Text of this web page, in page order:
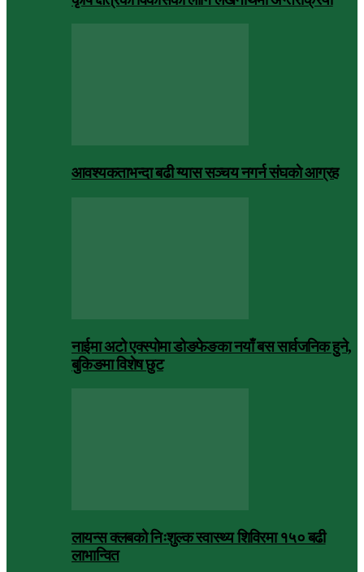
आवश्यकताभन्दा बढी ग्यास सञ्चय नगर्न संघकाे आग्रह
नाईमा अटो एक्स्पोमा डोङफेङका नयाँ बस सार्वजनिक हुने,
बुकिङमा विशेष छुट
लायन्स क्लबको निःशुल्क स्वास्थ्य शिविरमा १५० बढी
लाभान्वित